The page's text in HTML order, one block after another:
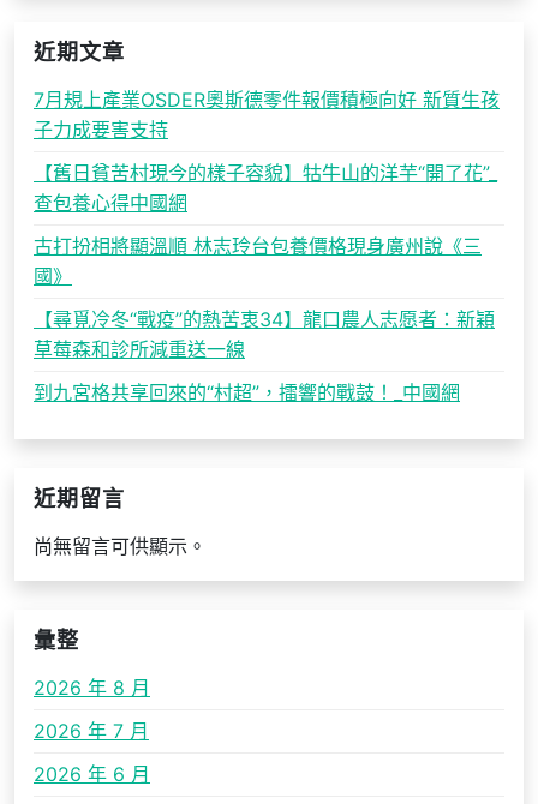
近期文章
7月規上產業OSDER奧斯德零件報價積極向好 新質生孩
子力成要害支持
【舊日貧苦村現今的樣子容貌】牯牛山的洋芋“開了花”_
查包養心得中國網
古打扮相將顯溫順 林志玲台包養價格現身廣州說《三
國》
【尋覓冷冬“戰疫”的熱苦衷34】龍口農人志愿者：新穎
草莓森和診所減重送一線
到九宮格共享回來的“村超”，擂響的戰鼓！_中國網
近期留言
尚無留言可供顯示。
彙整
2026 年 8 月
2026 年 7 月
2026 年 6 月